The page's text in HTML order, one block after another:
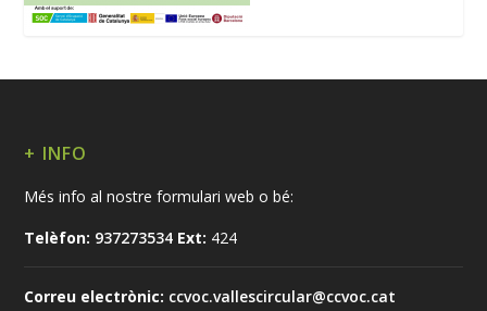
+ INFO
Més info al nostre formulari web o bé:
Telèfon: 937273534 Ext: 424
Correu electrònic: ccvoc.vallescircular@ccvoc.cat